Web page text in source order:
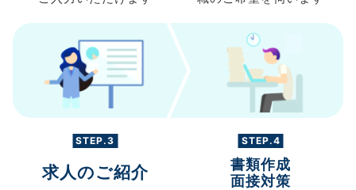
STEP.3
求人のご紹介
STEP.4
書類作成
面接対策